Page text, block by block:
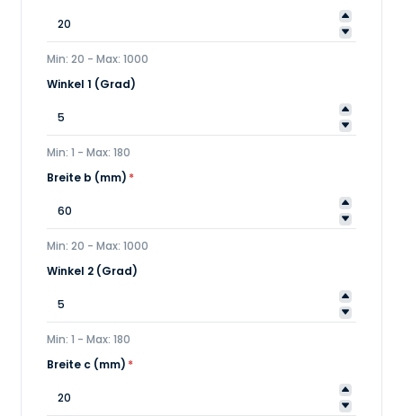
Min: 20 - Max: 1000
Winkel 1 (Grad)
Min: 1 - Max: 180
Breite b (mm) *
Min: 20 - Max: 1000
Winkel 2 (Grad)
Min: 1 - Max: 180
Breite c (mm) *